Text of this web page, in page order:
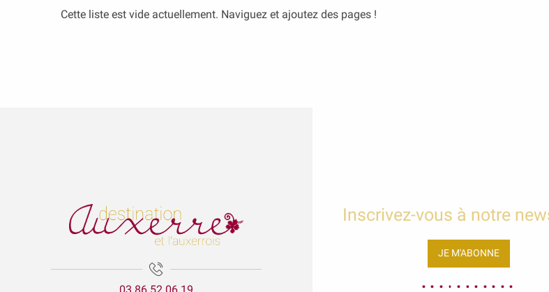
Cette liste est vide actuellement. Naviguez et ajoutez des pages !
Inscrivez-vous à notre
JE M'ABONNE